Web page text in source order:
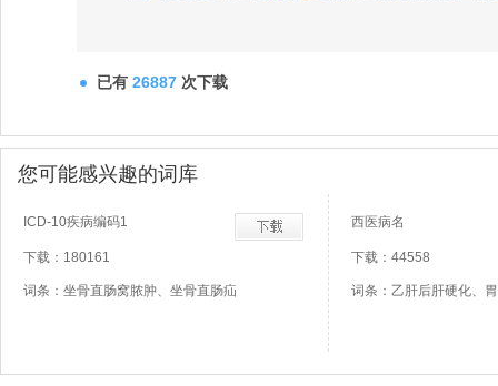
已有 26887 次下载
您可能感兴趣的词库
ICD-10疾病编码1
下载：180161
词条：坐骨直肠窝脓肿、坐骨直肠疝
西医病名
下载：44558
词条：乙肝后肝硬化、